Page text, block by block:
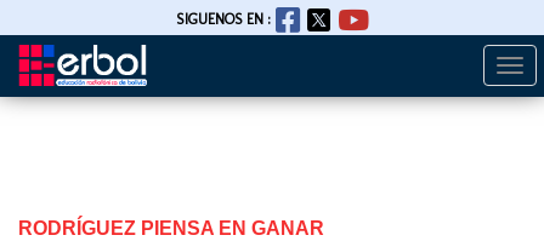
Pasar
SIGUENOS EN :
RODRÍGUEZ PIENSA EN GANAR